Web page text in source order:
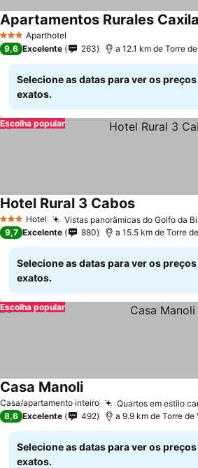
3 EstrelasAparthotel
Apartamentos Rurales Caxila
9,6 Excelente 263 a 12.1 km de Torre
Selecione as datas para ver os preços
exatos.
Escolha popular
3 EstrelasHotel Vistas panorâmicas do Golfo da
Hotel Rural 3 Cabos
9,7 Excelente 880 a 15.5 km de Torre
Selecione as datas para ver os preços
exatos.
Escolha popular
Casa/apartamento inteiro Quartos em estilo
Casa Manoli
8,6 Excelente 492 a 9.9 km de Torre de
Selecione as datas para ver os preços
exatos.